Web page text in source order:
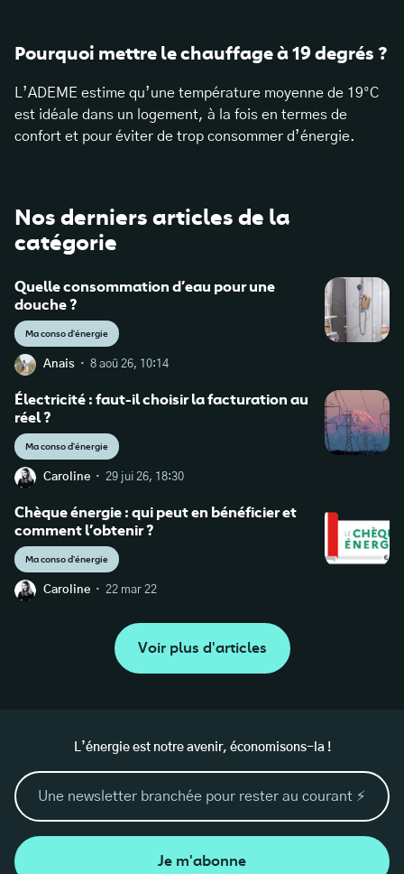
Pourquoi mettre le chauffage à 19 degrés ?
L’ADEME estime qu’une température moyenne de 19°C
est idéale dans un logement, à la fois en termes de
confort et pour éviter de trop consommer d’énergie.
Nos derniers articles de la
catégorie
Quelle consommation d’eau pour une
douche ?
Ma conso d'énergie
Anais · 8 aoû 26, 10:14
Électricité : faut-il choisir la facturation au
réel ?
Ma conso d'énergie
Caroline · 29 jui 26, 18:30
Chèque énergie : qui peut en bénéficier et
comment l’obtenir ?
Ma conso d'énergie
Caroline · 22 mar 22
Voir plus d'articles
L’énergie est notre avenir, économisons-la !
Je m'abonne